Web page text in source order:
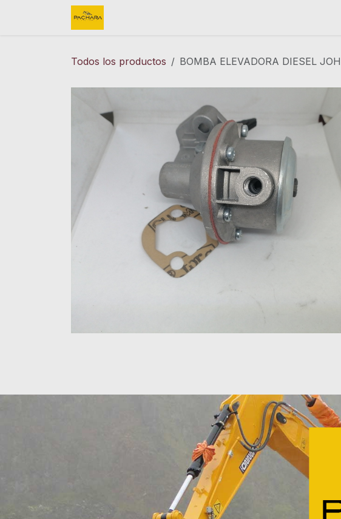
Todos los productos BOMBA ELEVADORA DIESEL